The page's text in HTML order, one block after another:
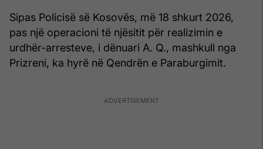
Sipas Policisë së Kosovës, më 18 shkurt 2026,
pas një operacioni të njësitit për realizimin e
urdhër-arresteve, i dënuari A. Q., mashkull nga
Prizreni, ka hyrë në Qendrën e Paraburgimit.